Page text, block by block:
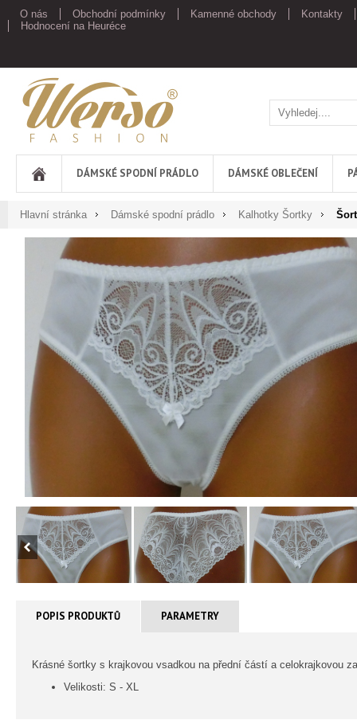
O nás Obchodní podmínky Kamenné obchody
Kontakty
Hodnocení na Heuréce
Werso
DÁMSKÉ SPODNÍ PRÁDLO DÁMSKÉ OBLEČENÍ
Hlavní stránka Dámské spodní prádlo Kalhotky Šortky
POPIS PRODUKTŮ PARAMETRY
Krásné šortky s krajkovou vsadkou na přední částí a celokrajkovou
Velikosti: S - XL